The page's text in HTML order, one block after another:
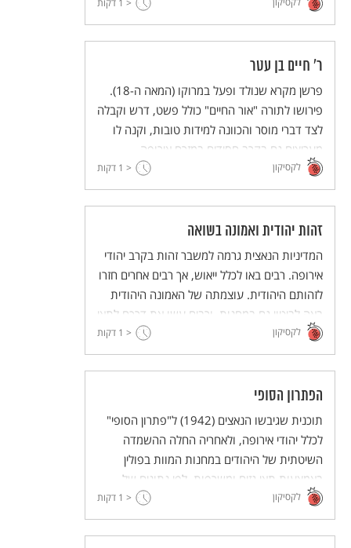
< 1 דקות
ר' חיים בן עטר
פרשן מקרא שנולד ופעל במרוקו (המאה ה-18).
פירושו לתורה "אור החיים" כולל פשט, דרש וקבלה
לצד דברי מוסר והכוונה למידות טובות, וקנה לו
מעריצים גם בקרב חסידים במזרח אירופה.
לקסיקון < 1 דקות
זהות יהודית ואמונה בשואה
המדיניות הנאצית גרמה למשבר זהות בקרב יהודי
אירופה. רבים באו לכלל ייאוש, אך רבים אחרים חזרו
לזהותם היהודית. עוצמתה של האמונה היהודית
באה לביטוי גם במחנות, ורבים עשו את דרכם לתאי
הגזים בשירת "אני מאמין".
לקסיקון < 1 דקות
הפתרון הסופי
תוכנית שגיבשו הנאצים (1942) ל"פתרון הסופי"
לכלל יהודי אירופה, ולאחריה החלה ההשמדה
השיטתית של היהודים במחנות המוות בפולין
באמצעות תאי גזים ומשרפות. לפי נתונים של
הנאצים, על סוף 1942 הושמדו כך 4 מיליון
יהודים.
לקסיקון < 1 דקות